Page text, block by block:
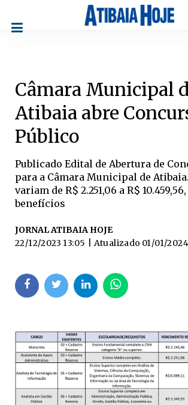
Câmara Municipal
Atibaia abre
Público
Publicado Edital de Abertura de
para a Câmara Municipal de
variam de R$ 2.251,06 a R$
benefícios
JORNAL ATIBAIA HOJE
22/12/2023 13:05
| Atualizado 01/01/